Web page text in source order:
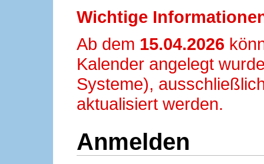
Wichtige
Ab dem 15.04.2026
Kalender angelegt
Systeme),
aktualisiert werden.
Anmelden